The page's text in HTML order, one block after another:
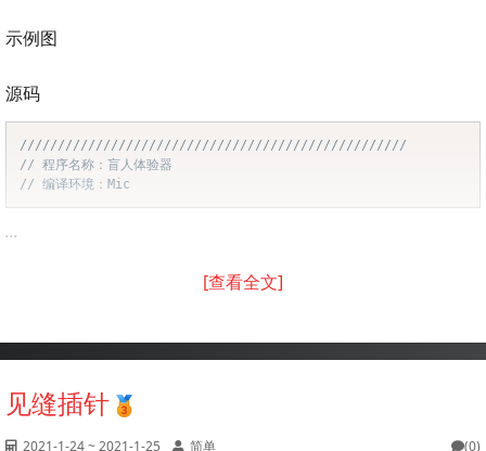
示例图
源码
///////////////////////////////////////////////////
// 程序名称：盲人体验器
// 编译环境：Mic
...
[查看全文]
见缝插针
2021-1-24 ~ 2021-1-25 简单 (0)